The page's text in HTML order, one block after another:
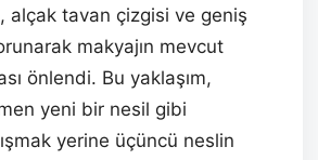
alçak tavan çizgisi ve geniş
makyajın mevcut
önlendi. Bu yaklaşım,
yeni bir nesil gibi
yerine üçüncü neslin